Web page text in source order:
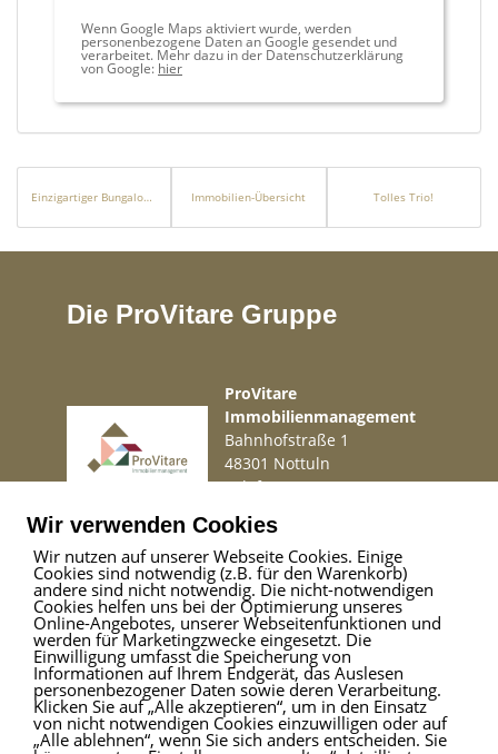
Wenn Google Maps aktiviert wurde, werden
personenbezogene Daten an Google gesendet und
verarbeitet. Mehr dazu in der Datenschutzerklärung
von Google: hier
Einzigartiger Bungalow: Moderner Grundriss trifft gemütlichen Charme und pflegeleichten Garten! Immobilien-Übersicht Tolles Trio!
Die ProVitare Gruppe
ProVitare
Immobilienmanagement
Bahnhofstraße 1
48301 Nottuln
Telefon02509 99 49 871
Impressum|Haftungsausschluss|Datenschutz
ProVitare Commercial
GmbH
Bahnhofstraße 1
48301 Nottuln
Wir verwenden Cookies
Wir nutzen auf unserer Webseite Cookies. Einige
Cookies sind notwendig (z.B. für den Warenkorb)
andere sind nicht notwendig. Die nicht-notwendigen
Cookies helfen uns bei der Optimierung unseres
Online-Angebotes, unserer Webseitenfunktionen und
werden für Marketingzwecke eingesetzt. Die
Einwilligung umfasst die Speicherung von
Informationen auf Ihrem Endgerät, das Auslesen
personenbezogener Daten sowie deren Verarbeitung.
Klicken Sie auf „Alle akzeptieren“, um in den Einsatz
von nicht notwendigen Cookies einzuwilligen oder auf
„Alle ablehnen“, wenn Sie sich anders entscheiden. Sie